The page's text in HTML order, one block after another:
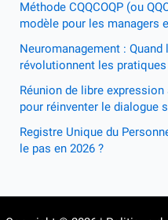
Méthode CQQCOQP (ou
modèle pour les managers
Neuromanagement :
révolutionnent les pratiques
Réunion de libre
pour réinventer le dialogue
Registre Unique du
le pas en 2026 ?